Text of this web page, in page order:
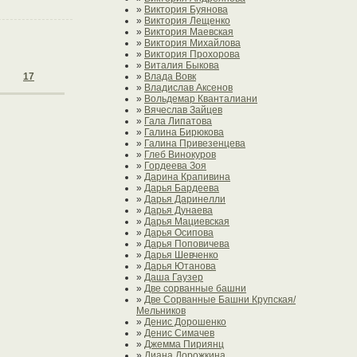
17
» Виктория Буянова
» Виктория Лещенко
» Виктория Маевская
» Виктория Михайлова
» Виктория Прохорова
» Виталия Быкова
» Влада Вовк
» Владислав Аксенов
» Вольдемар Кванталиани
» Вячеслав Зайцев
» Гала Липатова
» Галина Бирюкова
» Галина Привезенцева
» Глеб Винокуров
» Гордеева Зоя
» Дарина Крапивина
» Дарья Бардеева
» Дарья Даринелли
» Дарья Дунаева
» Дарья Мациевская
» Дарья Осипова
» Дарья Поповичева
» Дарья Шевченко
» Дарья Ютанова
» Даша Гаузер
» Две сорванные башни
» Две Сорванные Башни Крупская/
Мельников
» Денис Дорошенко
» Денис Симачев
» Джемма Пириянц